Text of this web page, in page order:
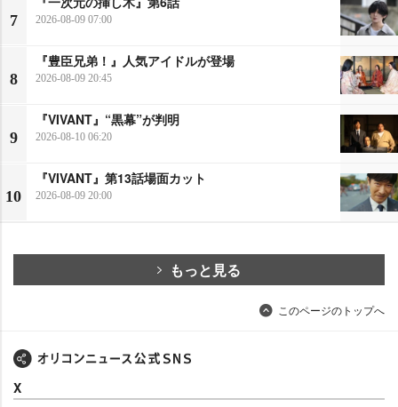
7 2026-08-09 07:00
8
『豊臣兄弟！』人気アイドルが登場
2026-08-09 20:45
9
『VIVANT』“黒幕”が判明
2026-08-10 06:20
10
『VIVANT』第13話場面カット
2026-08-09 20:00
もっと見る
このページのトップへ
X